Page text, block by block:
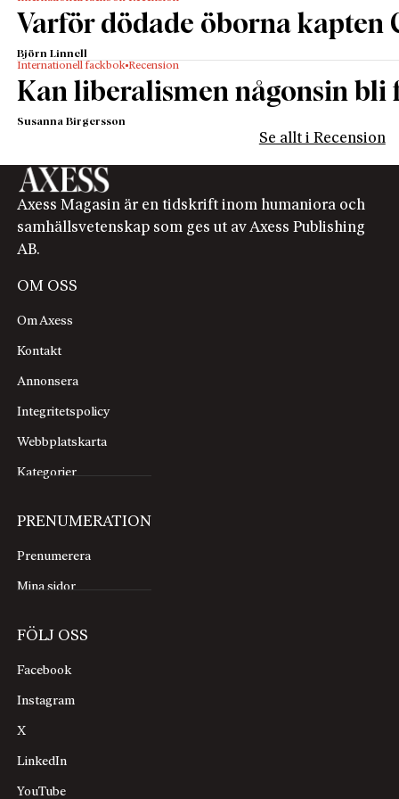
Varför dödade öborna kapten
Björn Linnell
Internationell fackbok Recension
Kan liberalismen någonsin bli
Susanna Birgersson
Se allt i Recension
Axess Magasin är en tidskrift inom humaniora och
samhällsvetenskap som ges ut av Axess Publishing
AB.
OM OSS
Om Axess
Kontakt
Annonsera
Integritetspolicy
Webbplatskarta
Kategorier
PRENUMERATION
Prenumerera
Mina sidor
FÖLJ OSS
Facebook
Instagram
X
LinkedIn
YouTube